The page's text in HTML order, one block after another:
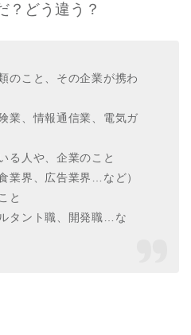
？どう違う？
のこと、その企業が携わ
、情報通信業、電気ガ
る人や、企業のこと
界、広告業界…など）
と
ント職、開発職…な